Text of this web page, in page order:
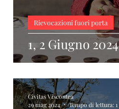
1, 2 Giugno
Rievocazioni fuori porta
Civitas Viscontea
29 mag 2024
Tempo di lettura: